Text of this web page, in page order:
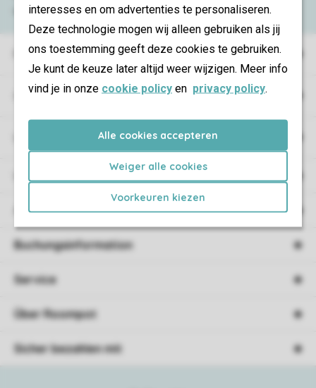
interesses en om advertenties te personaliseren.
Deze technologie mogen wij alleen gebruiken als jij
ons toestemming geeft deze cookies te gebruiken.
Je kunt de keuze later altijd weer wijzigen. Meer info
vind je in onze cookie policy en privacy policy.
Alle cookies accepteren
Weiger alle cookies
Voorkeuren kiezen
Ferienparks
Campings
Unterkunft
Angebote
unserContact Center.
Buchungsinformation
Service
Über Roompot
Sicher bezahlen mit